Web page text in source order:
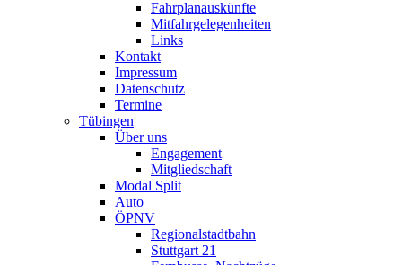
Fahrplanauskünfte
Mitfahrgelegenheiten
Links
Kontakt
Impressum
Datenschutz
Termine
Tübingen
Über uns
Engagement
Mitgliedschaft
Modal Split
Auto
ÖPNV
Regionalstadtbahn
Stuttgart 21